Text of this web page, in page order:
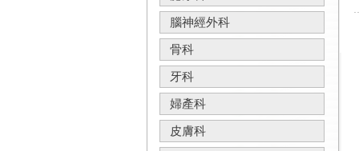
腦神經外科
骨科
牙科
婦產科
皮膚科